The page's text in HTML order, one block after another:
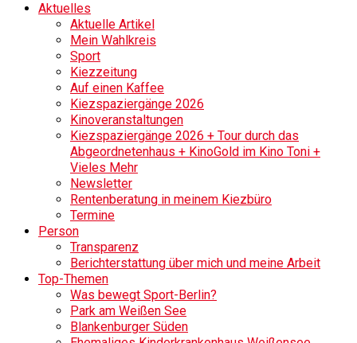
Aktuelles
Aktuelle Artikel
Mein Wahlkreis
Sport
Kiezzeitung
Auf einen Kaffee
Kiezspaziergänge 2026
Kinoveranstaltungen
Kiezspaziergänge 2026 + Tour durch das
Abgeordnetenhaus + KinoGold im Kino Toni +
Vieles Mehr
Newsletter
Rentenberatung in meinem Kiezbüro
Termine
Person
Transparenz
Berichterstattung über mich und meine Arbeit
Top-Themen
Was bewegt Sport-Berlin?
Park am Weißen See
Blankenburger Süden